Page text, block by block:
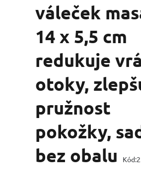
váleček
14 x 5,5 cm
redukuje
otoky,
pružnost
pokožky,
bez obalu
Kód: